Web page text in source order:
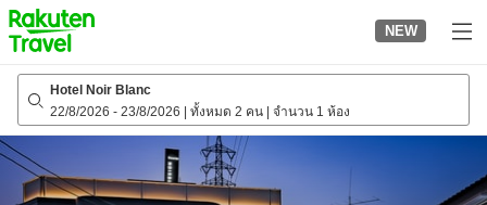
to
top
page
NEW
Hotel Noir Blanc
22/8/2026 - 23/8/2026 ทั้งหมด 2 คน จำนวน 1 ห้อง